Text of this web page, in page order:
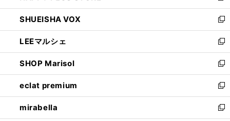
ウ
で
開
く
ン
ド
ウ
で
開
く
ウ
ィ
ン
ド
ウ
で
開
く
し
い
ウ
ィ
ン
ド
ウ
で
開
く
SHUEISHA VOX
新
し
い
ウ
ィ
ン
ド
ウ
で
開
LEEマルシェ
新
し
い
ウ
ィ
ン
ド
ウ
SHOP Marisol
新
し
い
ウ
ィ
eclat premium
新
し
い
mirabella
新